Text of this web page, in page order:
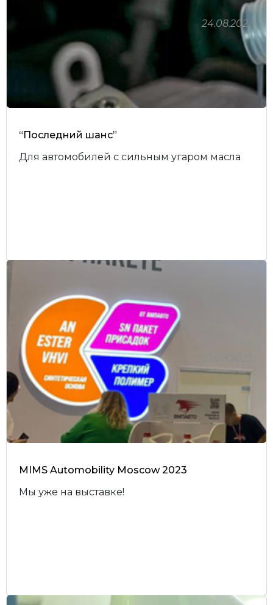
“Последний шанс”
Для автомобилей с сильным угаром масла
24.08.2023
MIMS Automobility Moscow 2023
Мы уже на выставке!